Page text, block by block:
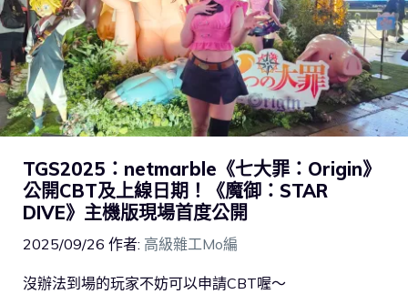
TGS2025：netmarble《七大罪：Origin》
公開CBT及上線日期！《魔御：STAR
DIVE》主機版現場首度公開
2025/09/26 作者: 高級雜工Mo編
沒辦法到場的玩家不妨可以申請CBT喔～